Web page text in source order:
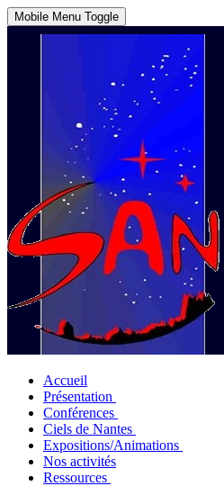
Mobile Menu Toggle
Accueil
Présentation
Conférences
Ciels de Nantes
Expositions/Animations
Nos activités
Ressources